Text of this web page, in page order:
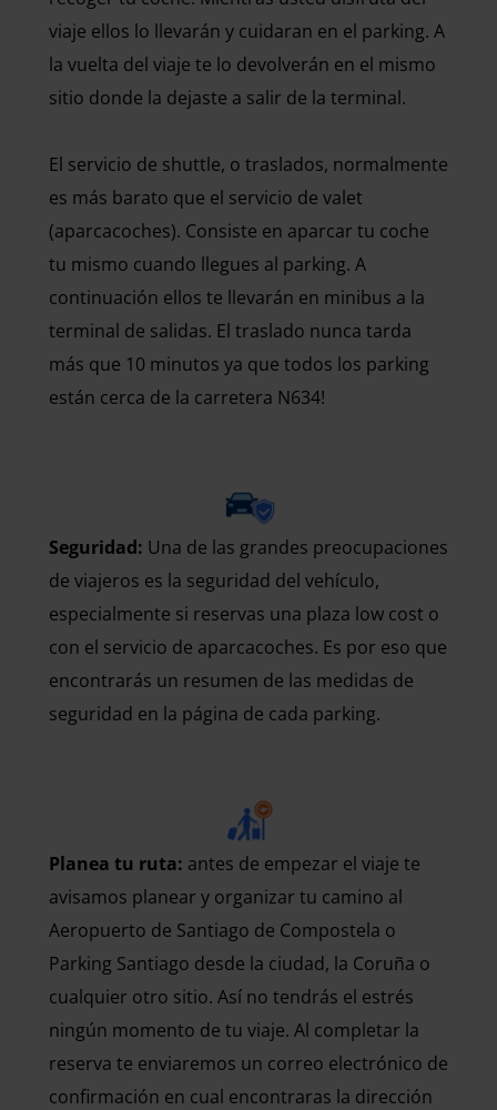
viaje ellos lo llevarán y cuidaran en el parking. A
la vuelta del viaje te lo devolverán en el mismo
sitio donde la dejaste a salir de la terminal.
El servicio de shuttle, o traslados, normalmente
es más barato que el servicio de valet
(aparcacoches). Consiste en aparcar tu coche
tu mismo cuando llegues al parking. A
continuación ellos te llevarán en minibus a la
terminal de salidas. El traslado nunca tarda
más que 10 minutos ya que todos los parking
están cerca de la carretera N634!
Seguridad: Una de las grandes preocupaciones
de viajeros es la seguridad del vehículo,
especialmente si reservas una plaza low cost o
con el servicio de aparcacoches. Es por eso que
encontrarás un resumen de las medidas de
seguridad en la página de cada parking.
Planea tu ruta: antes de empezar el viaje te
avisamos planear y organizar tu camino al
Aeropuerto de Santiago de Compostela o
Parking Santiago desde la ciudad, la Coruña o
cualquier otro sitio. Así no tendrás el estrés
ningún momento de tu viaje. Al completar la
reserva te enviaremos un correo electrónico de
confirmación en cual encontraras la dirección